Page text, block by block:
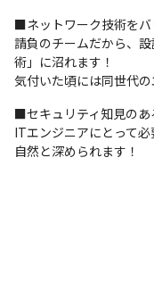
い！）
・ワークライフバラ
間、年休120日以上、
・社内イベント充実
（本年度の勉強会
生成AI､データ移行、
■ネットワーク技術をバ
請負のチームだから、
術」に沼れます！
気付いた頃には同世代
■セキュリティ知見のあ
ITエンジニアにとって
自然と深められます！